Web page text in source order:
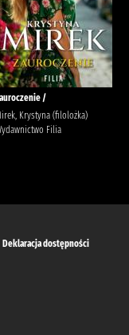
/
Krystyna (filolożka)
Filia
Deklaracja dostępności